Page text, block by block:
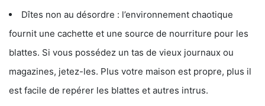
Dîtes non au désordre : l’environnement chaotique
fournit une cachette et une source de nourriture pour les
blattes. Si vous possédez un tas de vieux journaux ou
magazines, jetez-les. Plus votre maison est propre, plus il
est facile de repérer les blattes et autres intrus.